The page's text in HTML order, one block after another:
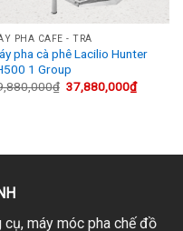
PHA CAFE - TRÀ
pha cà phê Lacilio Hunter
1 Group
₫ Giá
gốc
37,880,000₫Giá
hiện
cụ, máy móc pha chế đồ